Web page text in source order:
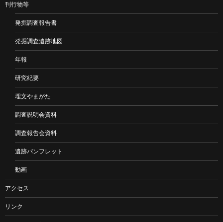
刊行物等
発掘調査報告書
発掘調査遺跡地図
年報
研究紀要
埋文やまがた
調査説明会資料
調査報告会資料
遺跡パンフレット
動画
アクセス
リンク